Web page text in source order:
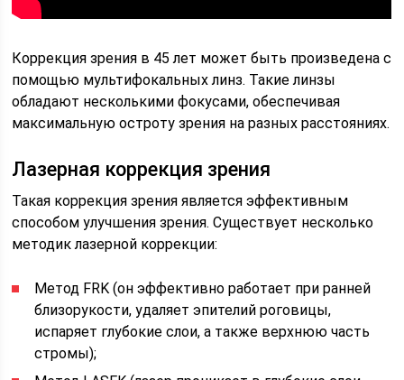
Коррекция зрения в 45 лет может быть произведена с
помощью мультифокальных линз. Такие линзы
обладают несколькими фокусами, обеспечивая
максимальную остроту зрения на разных расстояниях.
Лазерная коррекция зрения
Такая коррекция зрения является эффективным
способом улучшения зрения. Существует несколько
методик лазерной коррекции:
Метод FRK (он эффективно работает при ранней
близорукости, удаляет эпителий роговицы,
испаряет глубокие слои, а также верхнюю часть
стромы);